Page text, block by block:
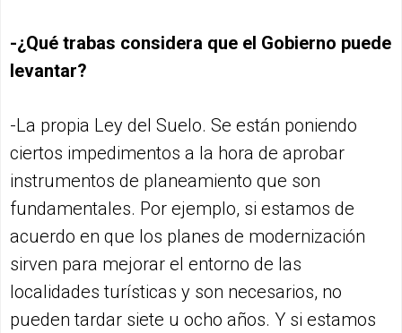
-¿Qué trabas considera que el Gobierno puede
levantar?
-La propia Ley del Suelo. Se están poniendo
ciertos impedimentos a la hora de aprobar
instrumentos de planeamiento que son
fundamentales. Por ejemplo, si estamos de
acuerdo en que los planes de modernización
sirven para mejorar el entorno de las
localidades turísticas y son necesarios, no
pueden tardar siete u ocho años. Y si estamos